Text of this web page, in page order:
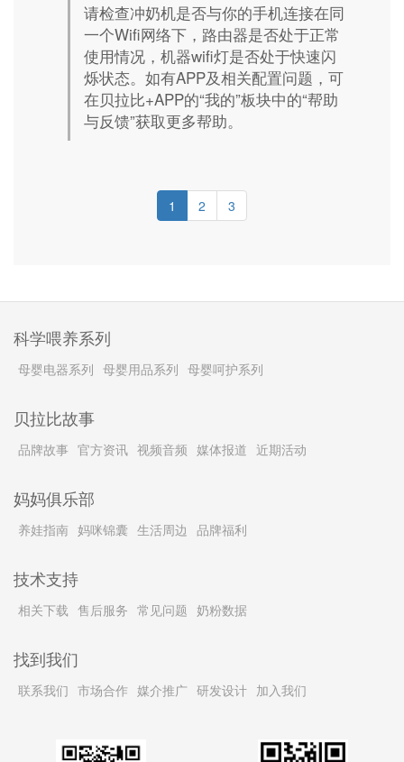
请检查冲奶机是否与你的手机连接在同
一个Wifi网络下，路由器是否处于正常
使用情况，机器wifi灯是否处于快速闪
烁状态。如有APP及相关配置问题，可
在贝拉比+APP的“我的”板块中的“帮助
与反馈”获取更多帮助。
1 2 3
科学喂养系列
母婴电器系列 母婴用品系列 母婴呵护系列
贝拉比故事
品牌故事 官方资讯 视频音频 媒体报道 近期活动
妈妈俱乐部
养娃指南 妈咪锦囊 生活周边 品牌福利
技术支持
相关下载 售后服务 常见问题 奶粉数据
找到我们
联系我们 市场合作 媒介推广 研发设计 加入我们